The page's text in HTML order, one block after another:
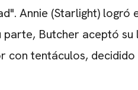
Annie (Starlight) logró
parte, Butcher aceptó
con tentáculos, decidido